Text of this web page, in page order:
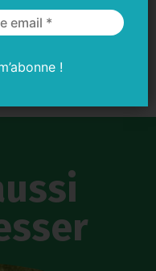
D’AGGLOMÉRATION
DE LA ROCHELLE